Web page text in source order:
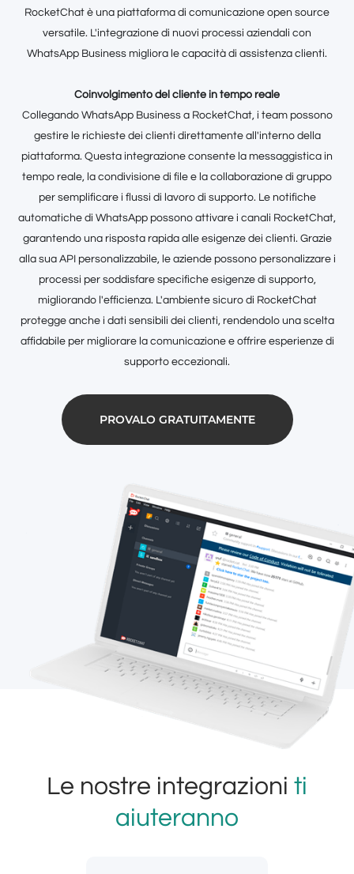
RocketChat è una piattaforma di comunicazione open source
versatile. L'integrazione di nuovi processi aziendali con
WhatsApp Business migliora le capacità di assistenza clienti.
Coinvolgimento del cliente in tempo reale
Collegando WhatsApp Business a RocketChat, i team possono
gestire le richieste dei clienti direttamente all'interno della
piattaforma. Questa integrazione consente la messaggistica in
tempo reale, la condivisione di file e la collaborazione di gruppo
per semplificare i flussi di lavoro di supporto. Le notifiche
automatiche di WhatsApp possono attivare i canali RocketChat,
garantendo una risposta rapida alle esigenze dei clienti. Grazie
alla sua API personalizzabile, le aziende possono personalizzare i
processi per soddisfare specifiche esigenze di supporto,
migliorando l'efficienza. L'ambiente sicuro di RocketChat
protegge anche i dati sensibili dei clienti, rendendolo una scelta
affidabile per migliorare la comunicazione e offrire esperienze di
supporto eccezionali.
PROVALO GRATUITAMENTE
Le nostre integrazioni ti
aiuteranno